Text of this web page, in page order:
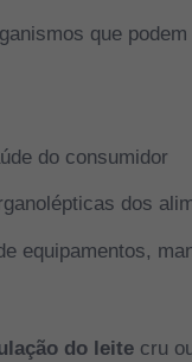
que
do consumidor
dos
equipamentos,
do leite cru